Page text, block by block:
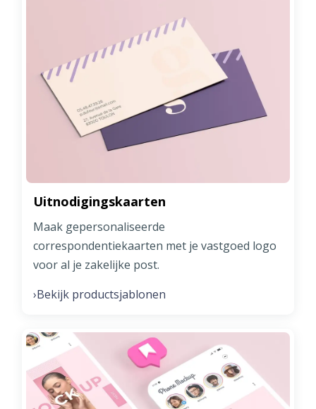
Uitnodigingskaarten
Maak gepersonaliseerde
correspondentiekaarten met je vastgoed logo
voor al je zakelijke post.
›Bekijk productsjablonen